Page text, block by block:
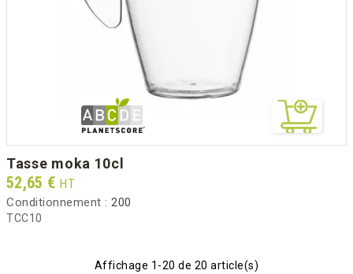
tasse moka 10cl
Prix
52,65 € HT
Conditionnement : 200
TCC10
Affichage 1-20 de 20 article(s)